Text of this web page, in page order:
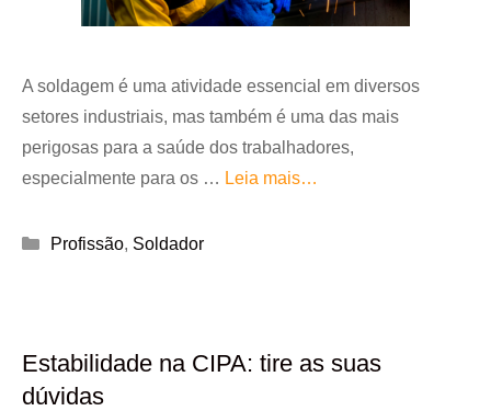
A soldagem é uma atividade essencial em diversos
setores industriais, mas também é uma das mais
perigosas para a saúde dos trabalhadores,
especialmente para os … Leia mais…
Categorias
Profissão, Soldador
Estabilidade na CIPA: tire as suas
dúvidas